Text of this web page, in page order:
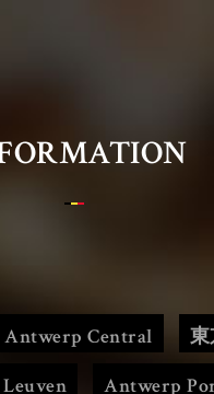
Central
Antwerp